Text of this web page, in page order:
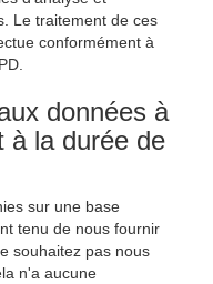
Le traitement de ces
conformément à
données à
à la durée de
sur une base
tenu de nous fournir
souhaitez pas nous
n'a aucune